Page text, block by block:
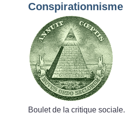
Conspirationnisme
Boulet de la critique sociale.